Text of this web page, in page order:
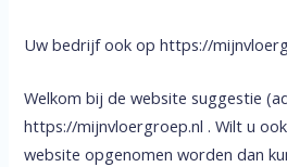
Uw bedrijf ook op https://
Welkom bij de website suggestie
https://mijnvloergroep.nl . Wilt u
website opgenomen worden dan